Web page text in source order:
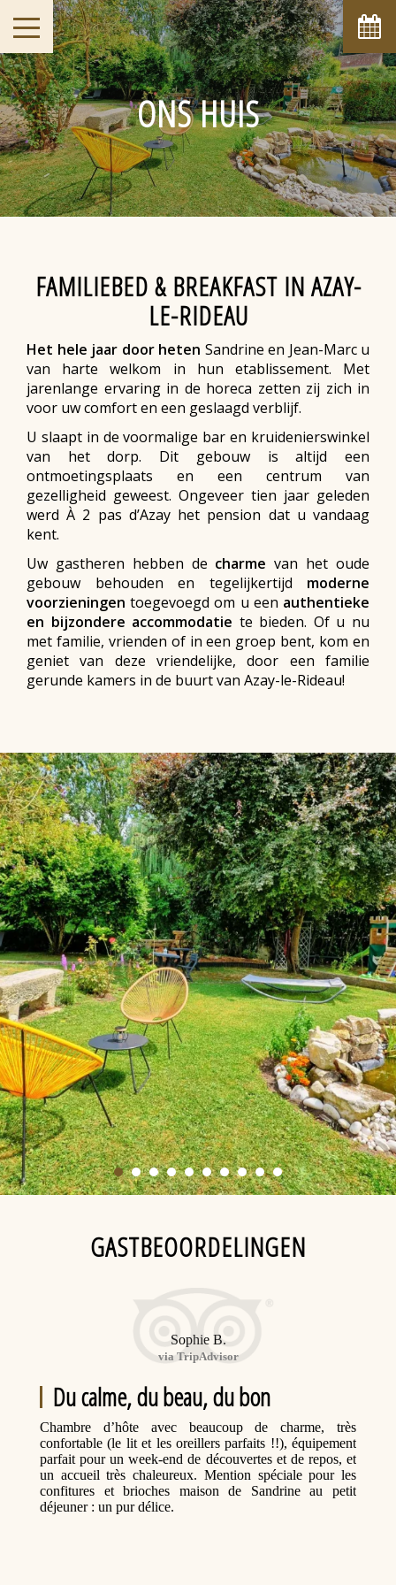
ONS HUIS
FAMILIEBED & BREAKFAST IN AZAY-
LE-RIDEAU
Het hele jaar door heten Sandrine en Jean-Marc u
van harte welkom in hun etablissement. Met
jarenlange ervaring in de horeca zetten zij zich in
voor uw comfort en een geslaagd verblijf.
U slaapt in de voormalige bar en kruidenierswinkel
van het dorp. Dit gebouw is altijd een
ontmoetingsplaats en een centrum van
gezelligheid geweest. Ongeveer tien jaar geleden
werd À 2 pas d’Azay het pension dat u vandaag
kent.
Uw gastheren hebben de charmevan het oude
gebouw behouden en tegelijkertijd moderne
voorzieningen toegevoegd om u een authentieke
en bijzondere accommodatie te bieden. Of u nu
met familie, vrienden of in een groep bent, kom en
geniet van deze vriendelijke, door een familie
gerunde kamers in de buurt van Azay-le-Rideau!
GASTBEOORDELINGEN
Sophie B.
via TripAdvisor
Du calme, du beau, du bon
Chambre d’hôte avec beaucoup de charme, très
confortable (le lit et les oreillers parfaits !!), équipement
parfait pour un week-end de découvertes et de repos, et
un accueil très chaleureux. Mention spéciale pour les
confitures et brioches maison de Sandrine au petit
déjeuner : un pur délice.
augustus
ma di wo do vr za zo
1
-
2
-
3
-
4
-
5
-
6
-
7
-
8
-
9
-
10
-
11
-
12
-
13
-
14
-
15
-
16
-
17
-
18
-
19
-
20
-
21
-
22
-
23
-
-
Officiële Site
Beste prijs garantie